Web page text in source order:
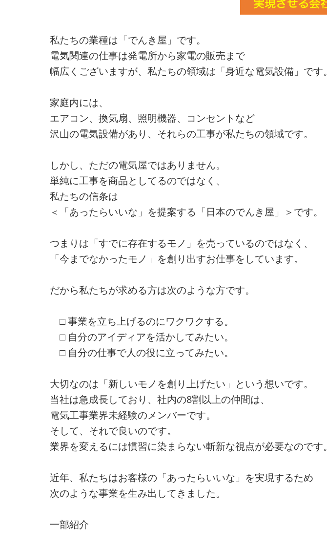
私たちの業種は「でんき屋」です。
電気関連の仕事は発電所から家電の販売まで
幅広くございますが、私たちの領域は「身近な電気設備」です。
家庭内には、
エアコン、換気扇、照明機器、コンセントなど
沢山の電気設備があり、それらの工事が私たちの領域です。
しかし、ただの電気屋ではありません。
単純に工事を商品としてるのではなく、
私たちの信条は
＜「あったらいいな」を提案する「日本のでんき屋」＞です。
つまりは「すでに存在するモノ」を売っているのではなく、
「今までなかったモノ」を創り出すお仕事をしています。
だから私たちが求める方は次のような方です。
□ 事業を立ち上げるのにワクワクする。
□ 自分のアイディアを活かしてみたい。
□ 自分の仕事で人の役に立ってみたい。
大切なのは「新しいモノを創り上げたい」という想いです。
当社は急成長しており、社内の8割以上の仲間は、
電気工事業界未経験のメンバーです。
そして、それで良いのです。
業界を変えるには慣習に染まらない斬新な視点が必要なのです。
近年、私たちはお客様の「あったらいいな」を実現するため
次のような事業を生み出してきました。
一部紹介